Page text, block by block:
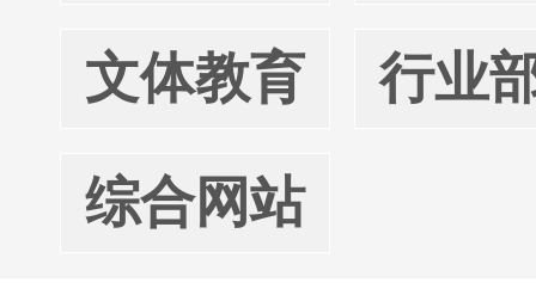
文体教育 行业
综合网站